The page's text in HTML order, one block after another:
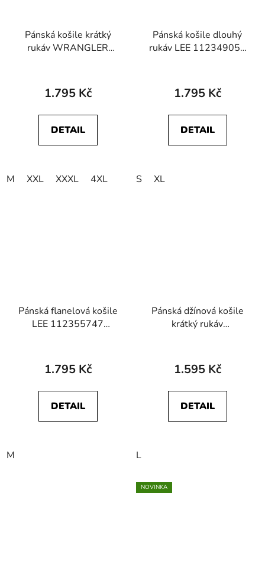
Pánská košile krátký
rukáv WRANGLER
Latigo Indigo
1.795 Kč
DETAIL
M XXL XXXL 4XL
Pánská košile dlouhý
rukáv LEE 112349050
1.795 Kč
DETAIL
S XL
Pánská flanelová košile
LEE 112355747
1.795 Kč
DETAIL
M
Pánská džínová košile
krátký rukáv
SHIRT Blue Grammer
1.595 Kč
DETAIL
L
NOVINKA